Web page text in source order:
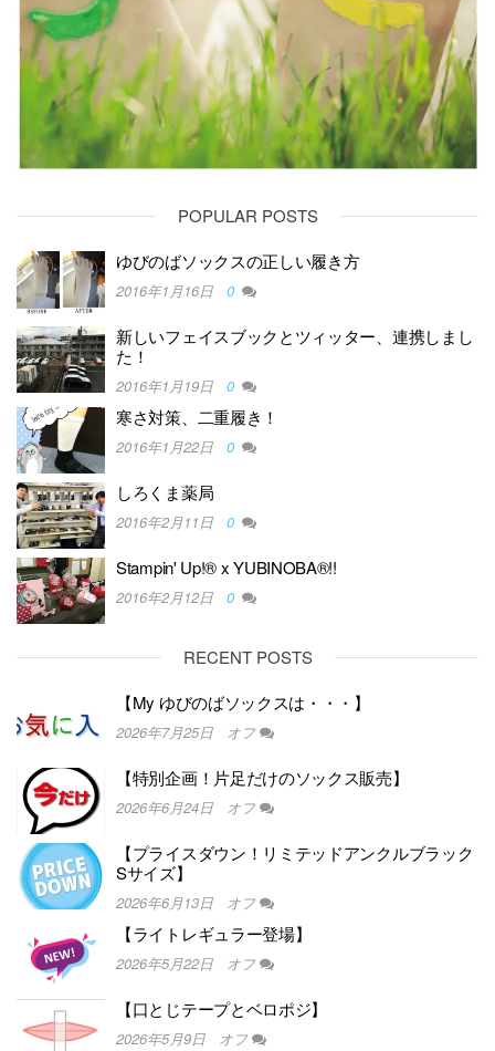
POPULAR POSTS
ゆびのばソックスの正しい履き方
2016年1月16日 0
新しいフェイスブックとツィッター、連携しまし
た！
2016年1月19日 0
寒さ対策、二重履き！
2016年1月22日 0
しろくま薬局
2016年2月11日 0
Stampin' Up!® x YUBINOBA®!!
2016年2月12日 0
RECENT POSTS
【My ゆびのばソックスは・・・】
2026年7月25日 オフ
【特別企画！片足だけのソックス販売】
2026年6月24日 オフ
【プライスダウン！リミテッドアンクルブラック
Sサイズ】
2026年6月13日 オフ
【ライトレギュラー登場】
2026年5月22日 オフ
【口とじテープとベロポジ】
2026年5月9日 オフ